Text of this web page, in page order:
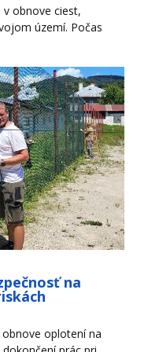
obnove ciest,
území. Počas
na
oplotení na